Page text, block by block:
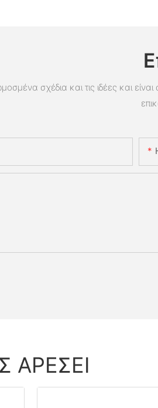
σχέδια και τις ιδέες και
ΑΡΈΣΕΙ